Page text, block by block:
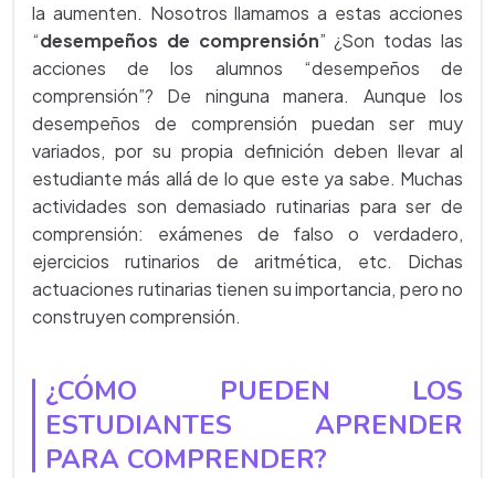
la aumenten. Nosotros llamamos a estas acciones
“desempeños de comprensión” ¿Son todas las
acciones de los alumnos “desempeños de
comprensión”? De ninguna manera. Aunque los
desempeños de comprensión puedan ser muy
variados, por su propia definición deben llevar al
estudiante más allá de lo que este ya sabe. Muchas
actividades son demasiado rutinarias para ser de
comprensión: exámenes de falso o verdadero,
ejercicios rutinarios de aritmética, etc. Dichas
actuaciones rutinarias tienen su importancia, pero no
construyen comprensión.
¿CÓMO PUEDEN LOS
ESTUDIANTES APRENDER
PARA COMPRENDER?